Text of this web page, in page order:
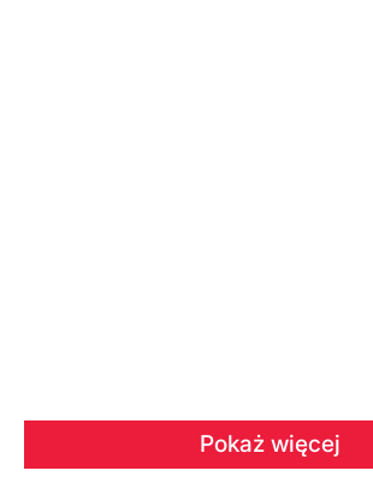
Pokaż więcej